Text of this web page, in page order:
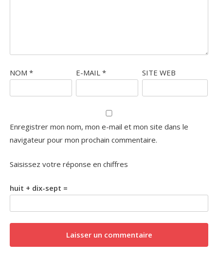
NOM * E-MAIL * SITE WEB
Enregistrer mon nom, mon e-mail et mon site dans le
navigateur pour mon prochain commentaire.
Saisissez votre réponse en chiffres
huit + dix-sept =